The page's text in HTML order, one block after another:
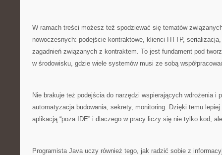
W ramach treści możesz też spodziewać się tematów
nowoczesnych: podejście kontraktowe, klienci HTTP,
zagadnień związanych z kontraktem. To jest fundament pod
w środowisku, gdzie wiele systemów musi ze sobą
Nie brakuje też podejścia do narzędzi wspierających wdrożenia i
automatyzacja budowania, sekrety, monitoring. Dzięki temu
aplikacją “poza IDE” i dlaczego w pracy liczy się nie tylko kod,
Programista Java uczy również tego, jak radzić sobie z